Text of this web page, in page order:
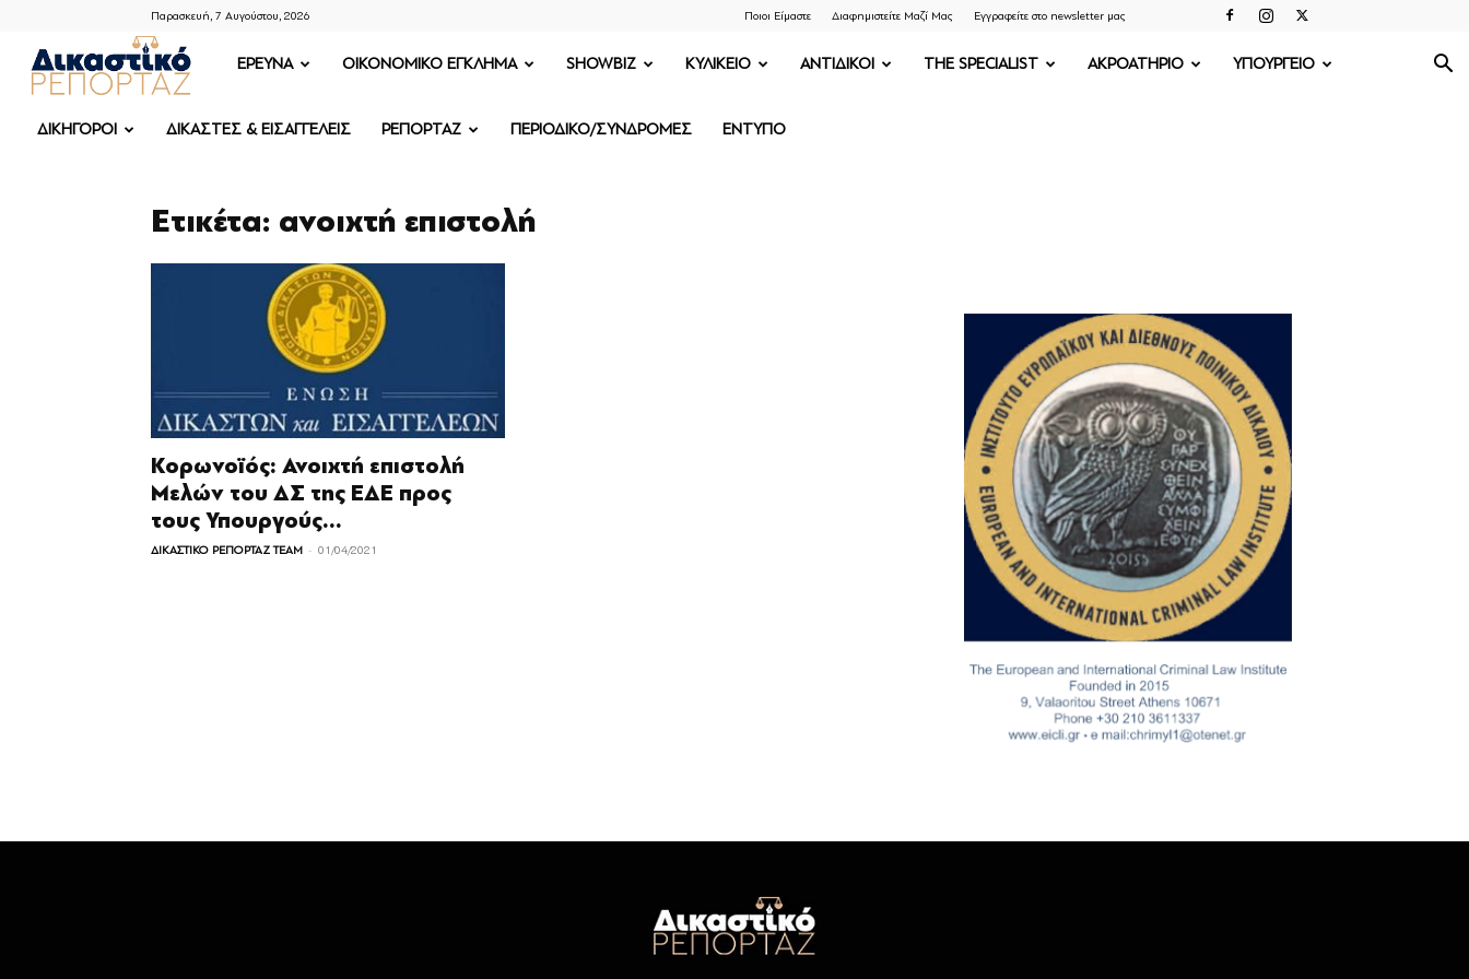
Παρασκευή, 7 Αυγούστου, 2026 Ποιοι Είμαστε Διαφημιστείτε Μαζί Μας Εγγραφείτε στο newsletter μας
ΔΙΚΑΣΤΙΚΟ
ΡΕΠΟΡΤΑΖ
ΕΡΕΥΝΑ OIKONOMIKO ΕΓΚΛΗΜΑ SHOWBIZ ΚΥΛΙΚΕΙΟ ΑΝΤΙΔΙΚΟΙ THE SPECIALIST ΑΚΡΟΑΤΗΡΙΟ ΥΠΟΥΡΓΕΙΟ
ΔΙΚΗΓΟΡΟΙ ΔΙΚΑΣΤΕΣ & ΕΙΣΑΓΓΕΛΕΙΣ ΡΕΠΟΡΤΑΖ ΠΕΡΙΟΔΙΚΟ/ΣΥΝΔΡΟΜΕΣ ΕΝΤΥΠΟ
Ετικέτα: ανοιχτή επιστολή
Κορωνοϊός: Ανοιχτή επιστολή
Μελών του ΔΣ της ΕΔΕ προς
τους Υπουργούς...
ΔΙΚΑΣΤΙΚΟ ΡΕΠΟΡΤΑΖ TEAM - 01/04/2021